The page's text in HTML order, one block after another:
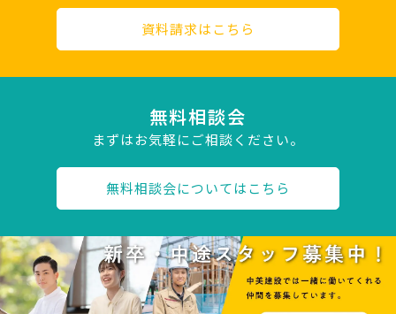
資料請求はこちら
無料相談会
まずはお気軽にご相談ください。
無料相談会についてはこちら